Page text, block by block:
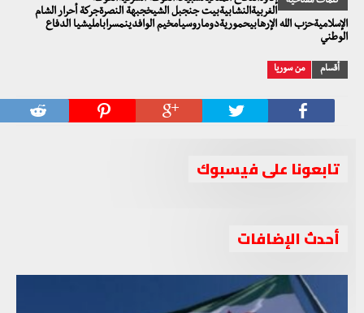
الغربيةالنشابيةبيت جنجبل الشيخجبهة النصرةجركة أحرار الشام
الإسلاميةحزب الله الإرهابيحموريةدوماروسيامخيم الوافدينمسرابامليشيا الدفاع
الوطني
أقسام من سوريا
تابعونا على فيسبوك
أحدث الإضافات